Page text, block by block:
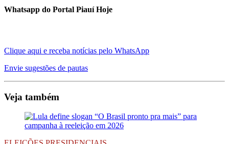
Whatsapp do Portal Piauí Hoje
Clique aqui e receba notícias pelo WhatsApp
Envie sugestões de pautas
Veja também